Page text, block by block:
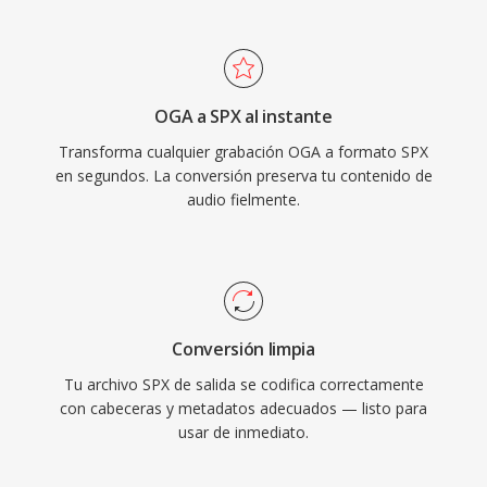
supresion de ruido y control automático de
ganancia, funciones qué los códecs rivales
típicamente delegan a bibliotecas externas.
Aunque sus creadores recomiendan
oficialmente Opus como sucesor desde 2012,
ligero sigue siendo valorado.
OGA a SPX al instante
Transforma cualquier grabación OGA a formato SPX
en segundos. La conversión preserva tu contenido de
audio fielmente.
Conversión limpia
Tu archivo SPX de salida se codifica correctamente
con cabeceras y metadatos adecuados — listo para
usar de inmediato.